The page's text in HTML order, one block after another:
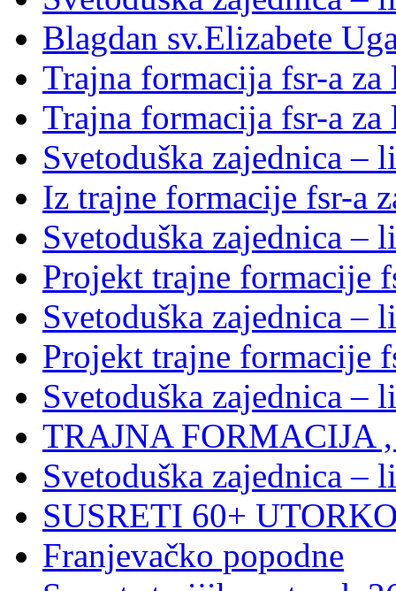
Blagdan sv.Elizabete
Trajna formacija fsr-a za
Trajna formacija fsr-a za
Svetoduška zajednica –
Iz trajne formacije fsr-a
Svetoduška zajednica –
Projekt trajne formacije
Svetoduška zajednica –
Projekt trajne formacije
Svetoduška zajednica –
TRAJNA FORMACIJA
Svetoduška zajednica –
SUSRETI 60+
Franjevačko popodne